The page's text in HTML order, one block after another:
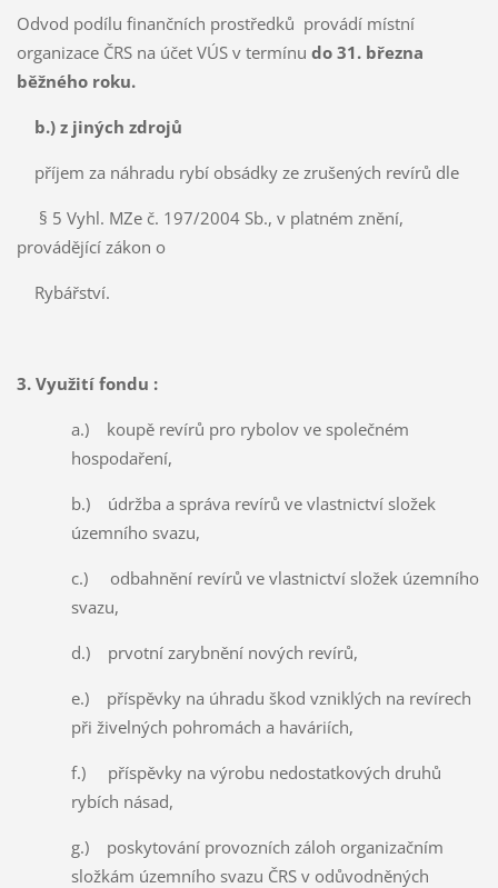
Odvod podílu finančních prostředků provádí místní
organizace ČRS na účet VÚS v termínu do 31. března
běžného roku.
b.) z jiných zdrojů
příjem za náhradu rybí obsádky ze zrušených revírů dle
§ 5 Vyhl. MZe č. 197/2004 Sb., v platném znění,
provádějící zákon o
Rybářství.
3. Využití fondu :
a.) koupě revírů pro rybolov ve společném
hospodaření,
b.) údržba a správa revírů ve vlastnictví složek
územního svazu,
c.) odbahnění revírů ve vlastnictví složek územního
svazu,
d.) prvotní zarybnění nových revírů,
e.) příspěvky na úhradu škod vzniklých na revírech
při živelných pohromách a haváriích,
f.) příspěvky na výrobu nedostatkových druhů
rybích násad,
g.) poskytování provozních záloh organizačním
složkám územního svazu ČRS v odůvodněných